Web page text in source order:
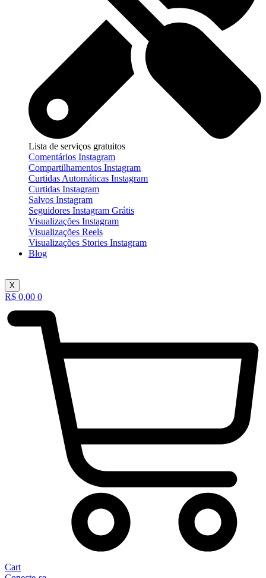
Lista de serviços gratuitos
Comentários Instagram
Compartilhamentos Instagram
Curtidas Automáticas Instagram
Curtidas Instagram
Salvos Instagram
Seguidores Instagram Grátis
Visualizações Instagram
Visualizações Reels
Visualizações Stories Instagram
Blog
X
R$ 0,00 0
Cart